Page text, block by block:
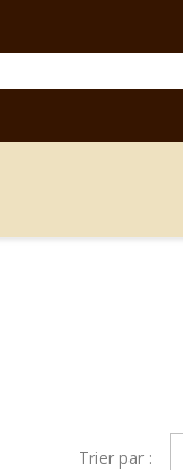
Trier par :